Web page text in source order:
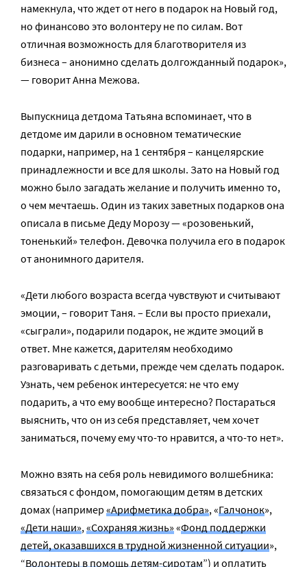
намекнула, что ждет от него в подарок на Новый год,
но финансово это волонтеру не по силам. Вот
отличная возможность для благотворителя из
бизнеса – анонимно сделать долгожданный подарок»,
— говорит Анна Межова.
Выпускница детдома Татьяна вспоминает, что в
детдоме им дарили в основном тематические
подарки, например, на 1 сентября – канцелярские
принадлежности и все для школы. Зато на Новый год
можно было загадать желание и получить именно то,
о чем мечтаешь. Один из таких заветных подарков она
описала в письме Деду Морозу — «розовенький,
тоненький» телефон. Девочка получила его в подарок
от анонимного дарителя.
«Дети любого возраста всегда чувствуют и считывают
эмоции, – говорит Таня. – Если вы просто приехали,
«сыграли», подарили подарок, не ждите эмоций в
ответ. Мне кажется, дарителям необходимо
разговаривать с детьми, прежде чем сделать подарок.
Узнать, чем ребенок интересуется: не что ему
подарить, а что ему вообще интересно? Постараться
выяснить, что он из себя представляет, чем хочет
заниматься, почему ему что-то нравится, а что-то нет».
Можно взять на себя роль невидимого волшебника:
связаться с фондом, помогающим детям в детских
домах (например «Арифметика добра», «Галчонок»,
«Дети наши», «Сохраняя жизнь» «Фонд поддержки
детей, оказавшихся в трудной жизненной ситуации»,
“Волонтеры в помощь детям-сиротам”) и оплатить